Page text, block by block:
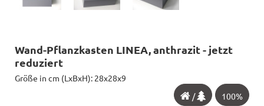
Wand-Pflanzkasten LINEA, anthrazit - jetzt
reduziert
Größe in cm (LxBxH): 28x28x9
100%
/